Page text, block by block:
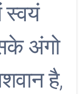
स्वयं
अंगो
है,